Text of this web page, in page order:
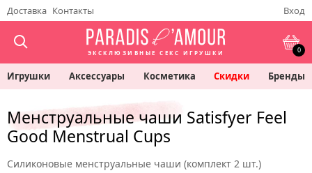
Доставка Контакты Вход
ЭКСКЛЮЗИВНЫЕ СЕКС ИГРУШКИ 0
Игрушки Аксессуары Косметика Скидки Бренды
Менструальные чаши Satisfyer Feel
Good Menstrual Cups
Силиконовые менструальные чаши (комплект 2 шт.)